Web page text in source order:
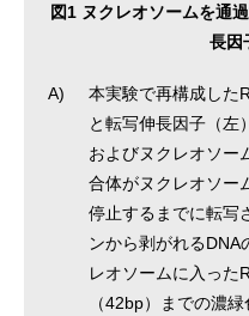
図1 ヌクレオソームを通
長因
A)
本実験で再構成した
と転写伸長因子（左
およびヌクレオソー
合体がヌクレオソー
停止するまでに転写
ンから剥がれるDNA
レオソームに入った
（42bp）までの濃